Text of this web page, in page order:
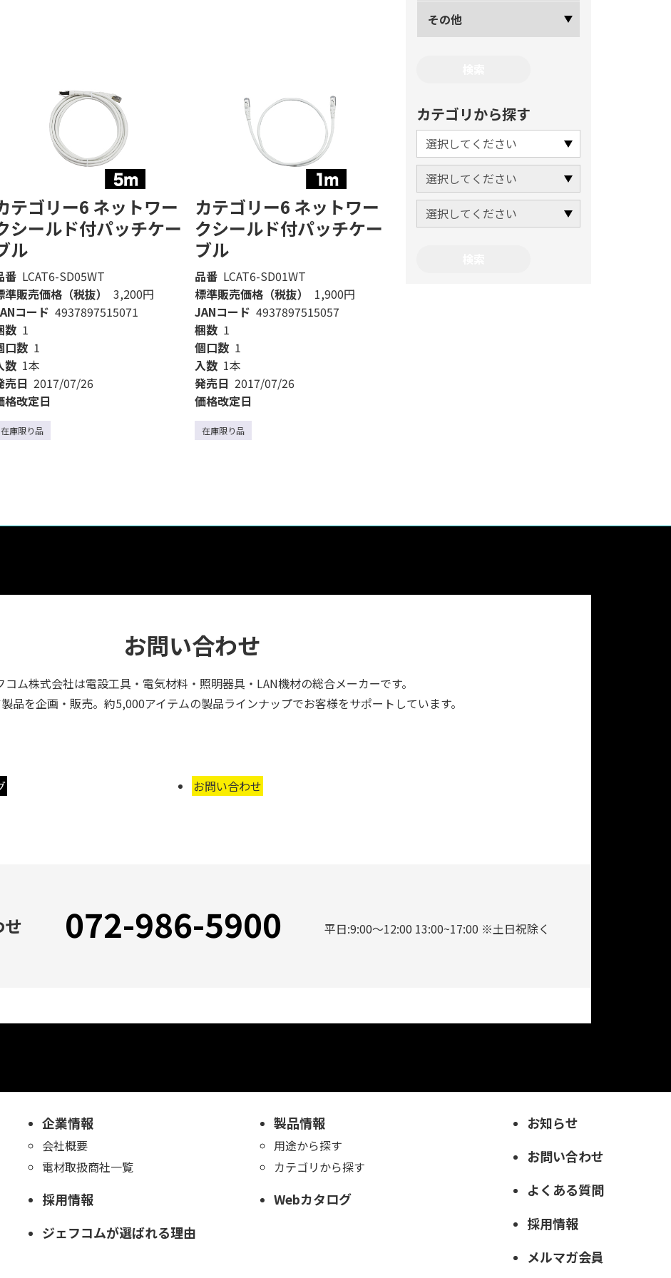
テゴリー6 ネットワー
シールド付パッチケー
ル
番 LCAT6-SD05WT
準販売価格（税抜）
3,200円
コード 4937897515071
数 1
口数 1
数 1本
売日 2017/07/26
格改定日
在庫限り品
カテゴリー6 ネットワー
クシールド付パッチケー
ブル
品番 LCAT6-SD01WT
標準販売価格（税抜）
1,900円
JANコード 4937897515057
梱数 1
個口数 1
入数 1本
発売日 2017/07/26
価格改定日
在庫限り品
その他
カテゴリから探す
お問い合わせ
コム株式会社は電設工具・電気材料・照明器具・LAN機材の総合メーカーです。
品を企画・販売。約5,000アイテムの製品ラインナップでお客様をサポートしています。
お問い合わせ
072-986-5900 平日:9:00～12:00 13:00~17:00 ※土日祝除く
企業情報
会社概要
電材取扱商社一覧
採用情報
ジェフコムが選ばれる理由
製品情報
用途から探す
カテゴリから探す
Webカタログ
お知らせ
お問い合わせ
よくある質問
採用情報
メルマガ会員